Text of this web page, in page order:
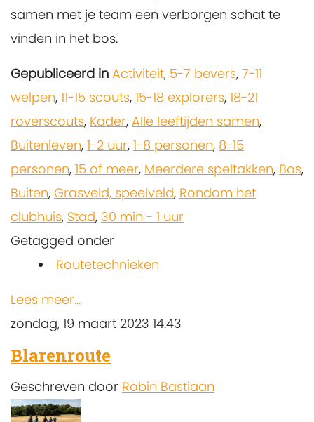
samen met je team een verborgen schat te
vinden in het bos.
Gepubliceerd in Activiteit, 5-7 bevers, 7-11
welpen, 11-15 scouts, 15-18 explorers, 18-21
roverscouts, Kader, Alle leeftijden samen,
Buitenleven, 1-2 uur, 1-8 personen, 8-15
personen, 15 of meer, Meerdere speltakken, Bos,
Buiten, Grasveld, speelveld, Rondom het
clubhuis, Stad, 30 min - 1 uur
Getagged onder
Routetechnieken
Lees meer...
zondag, 19 maart 2023 14:43
Blarenroute
Geschreven door Robin Bastiaan